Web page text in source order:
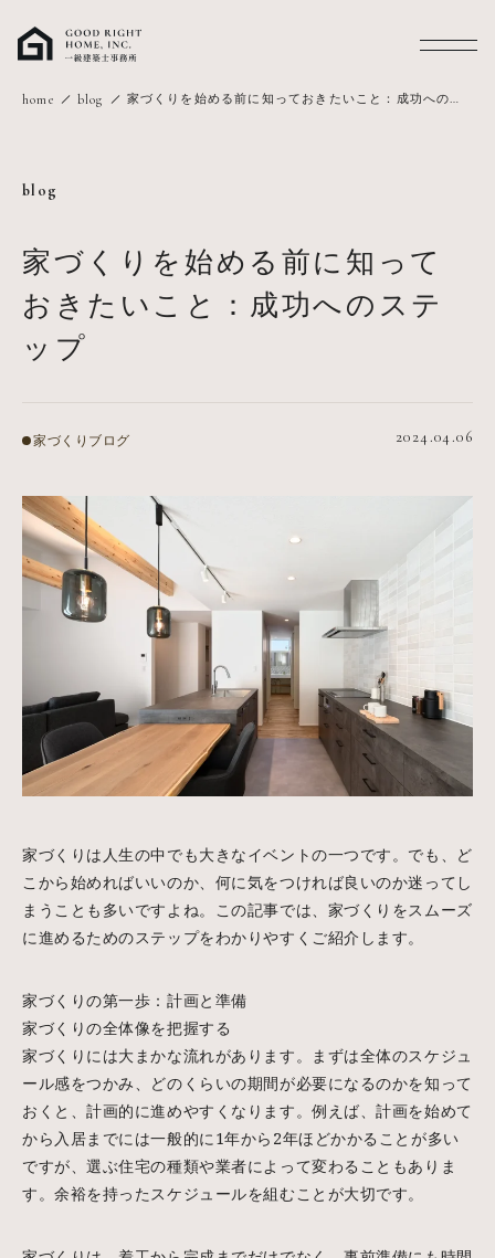
home blog
家づくりを始める前に知っておきたいこと：成功へのス
家づくりを始める前に知って
おきたいこと：成功へのステ
ップ
blog
家づくりブログ 2024.04.06
家づくりは人生の中でも大きなイベントの一つです。でも、ど
こから始めればいいのか、何に気をつければ良いのか迷ってし
まうことも多いですよね。この記事では、家づくりをスムーズ
に進めるためのステップをわかりやすくご紹介します。
家づくりの第一歩：計画と準備
家づくりの全体像を把握する
家づくりには大まかな流れがあります。まずは全体のスケジュ
ール感をつかみ、どのくらいの期間が必要になるのかを知って
おくと、計画的に進めやすくなります。例えば、計画を始めて
から入居までには一般的に1年から2年ほどかかることが多い
ですが、選ぶ住宅の種類や業者によって変わることもありま
す。余裕を持ったスケジュールを組むことが大切です。